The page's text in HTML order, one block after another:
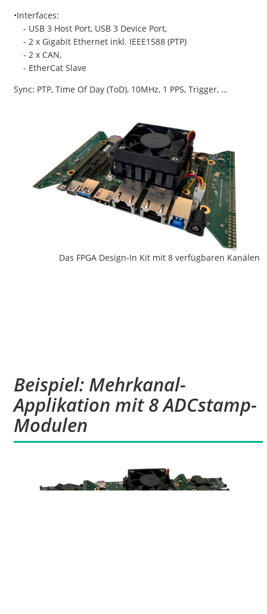
•Interfaces:
- USB 3 Host Port, USB 3 Device Port,
- 2 x Gigabit Ethernet inkl. IEEE1588 (PTP)
- 2 x CAN,
- EtherCat Slave
Sync: PTP, Time Of Day (ToD), 10MHz, 1 PPS, Trigger, …
Das FPGA Design-In Kit mit 8 verfügbaren Kanälen
Beispiel: Mehrkanal-
Applikation mit 8 ADCstamp-
Modulen